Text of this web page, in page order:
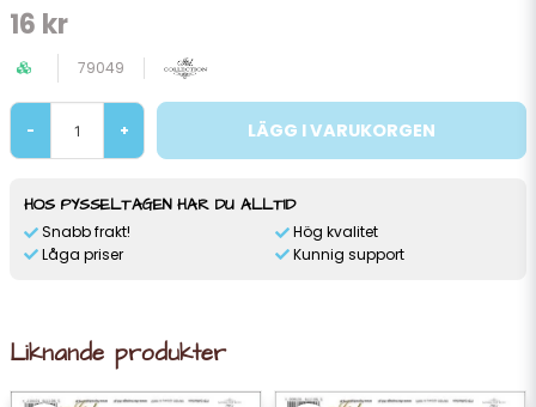
16 kr
79049
- + LÄGG I VARUKORGEN
HOS PYSSELTAGEN HAR DU ALLTID
Snabb frakt!
Låga priser
Hög kvalitet
Kunnig support
Liknande produkter